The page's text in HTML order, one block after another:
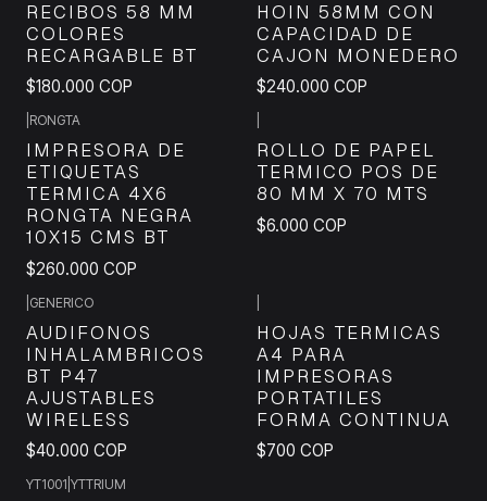
RECIBOS 58 MM
COLORES
RECARGABLE BT
$180.000 COP
HOIN 58MM CON
CAPACIDAD DE
CAJON MONEDERO
$240.000 COP
RONGTA
IMPRESORA DE
ETIQUETAS
TERMICA 4X6
RONGTA NEGRA
10X15 CMS BT
$260.000 COP
ROLLO DE PAPEL
TERMICO POS DE
80 MM X 70 MTS
$6.000 COP
GENERICO
AUDIFONOS
INHALAMBRICOS
BT P47
AJUSTABLES
WIRELESS
$40.000 COP
HOJAS TERMICAS
A4 PARA
IMPRESORAS
PORTATILES
FORMA CONTINUA
$700 COP
YT1001 YTTRIUM